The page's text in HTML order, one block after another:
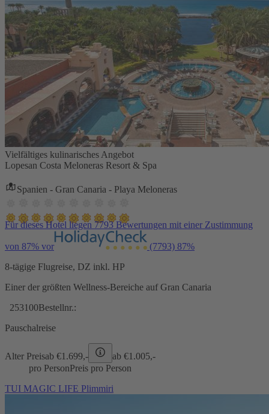
Vielfältiges kulinarisches Angebot
Lopesan Costa Meloneras Resort & Spa
Spanien - Gran Canaria - Playa Meloneras
Für dieses Hotel liegen 7793 Bewertungen mit einer Zustimmung
von 87% vor (7793) 87%
8-tägige Flugreise, DZ inkl. HP
Einer der größten Wellness-Bereiche auf Gran Canaria
253100Bestellnr.:
Pauschalreise
Alter Preisab €1.699,- ab €1.005,-
pro PersonPreis pro Person
TUI MAGIC LIFE Plimmiri